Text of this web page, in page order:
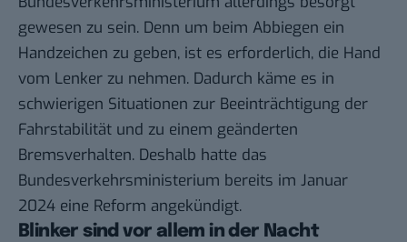
gewesen zu sein. Denn um beim Abbiegen ein
Handzeichen zu geben, ist es erforderlich, die Hand
vom Lenker zu nehmen. Dadurch käme es in
schwierigen Situationen zur Beeinträchtigung der
Fahrstabilität und zu einem geänderten
Bremsverhalten. Deshalb hatte das
Bundesverkehrsministerium bereits im Januar
2024 eine Reform angekündigt.
Blinker sind vor allem in der Nacht